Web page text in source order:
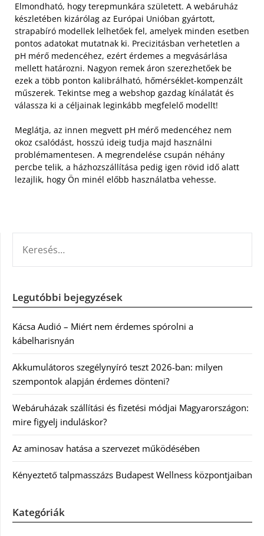
Elmondható, hogy terepmunkára született. A webáruház
készletében kizárólag az Európai Unióban gyártott,
strapabíró modellek lelhetőek fel, amelyek minden esetben
pontos adatokat mutatnak ki. Precizitásban verhetetlen a
pH mérő medencéhez, ezért érdemes a megvásárlása
mellett határozni. Nagyon remek áron szerezhetőek be
ezek a több ponton kalibrálható, hőmérséklet-kompenzált
műszerek. Tekintse meg a webshop gazdag kínálatát és
válassza ki a céljainak leginkább megfelelő modellt!
Meglátja, az innen megvett pH mérő medencéhez nem
okoz csalódást, hosszú ideig tudja majd használni
problémamentesen. A megrendelése csupán néhány
percbe telik, a házhozszállítása pedig igen rövid idő alatt
lezajlik, hogy Ön minél előbb használatba vehesse.
Legutóbbi bejegyzések
Kácsa Audió – Miért nem érdemes spórolni a
kábelharisnyán
Akkumulátoros szegélynyíró teszt 2026-ban: milyen
szempontok alapján érdemes dönteni?
Webáruházak szállítási és fizetési módjai Magyarországon:
mire figyelj induláskor?
Az aminosav hatása a szervezet működésében
Kényeztető talpmasszázs Budapest Wellness központjaiban
Kategóriák